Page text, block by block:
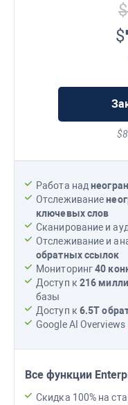
$
Работа над
Отслеживание
ключевых слов
Сканирование и
Отслеживание и
обратных ссылок
Мониторинг40
Доступ к 216
базы
Доступ к 6.5T
Google AI Overviews
Все функции
Скидка 100% на